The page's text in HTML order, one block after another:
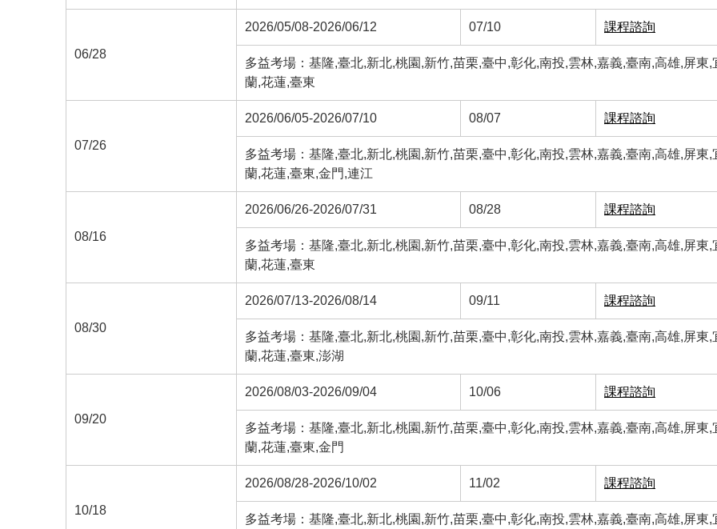
06/28
2026/05/08-2026/06/12 07/10 課程諮詢
多益考場：基隆,臺北,新北,桃園,新竹,苗栗,臺中,彰化,南投,雲林,嘉義,臺南,高雄,屏東,
蘭,花蓮,臺東
07/26
2026/06/05-2026/07/10 08/07 課程諮詢
多益考場：基隆,臺北,新北,桃園,新竹,苗栗,臺中,彰化,南投,雲林,嘉義,臺南,高雄,屏東,
蘭,花蓮,臺東,金門,連江
08/16
2026/06/26-2026/07/31 08/28 課程諮詢
多益考場：基隆,臺北,新北,桃園,新竹,苗栗,臺中,彰化,南投,雲林,嘉義,臺南,高雄,屏東,
蘭,花蓮,臺東
08/30
2026/07/13-2026/08/14 09/11 課程諮詢
多益考場：基隆,臺北,新北,桃園,新竹,苗栗,臺中,彰化,南投,雲林,嘉義,臺南,高雄,屏東,
蘭,花蓮,臺東,澎湖
09/20
2026/08/03-2026/09/04 10/06 課程諮詢
多益考場：基隆,臺北,新北,桃園,新竹,苗栗,臺中,彰化,南投,雲林,嘉義,臺南,高雄,屏東,
蘭,花蓮,臺東,金門
10/18
2026/08/28-2026/10/02 11/02 課程諮詢
多益考場：基隆,臺北,新北,桃園,新竹,苗栗,臺中,彰化,南投,雲林,嘉義,臺南,高雄,屏東,